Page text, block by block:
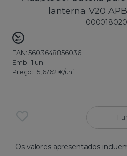
lanterna V20
EAN: 5603648856036
Emb.:1 uni
Preço: 15,6762 €/uni
Os valores apresentados